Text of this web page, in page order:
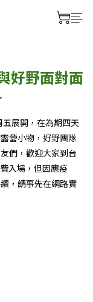
好野面對面
展開，在為期四天
營小物，好野團隊
們，歡迎大家到台
入場，但因應疫
，請事先在網路實